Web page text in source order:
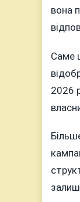
вона
Саме
2026